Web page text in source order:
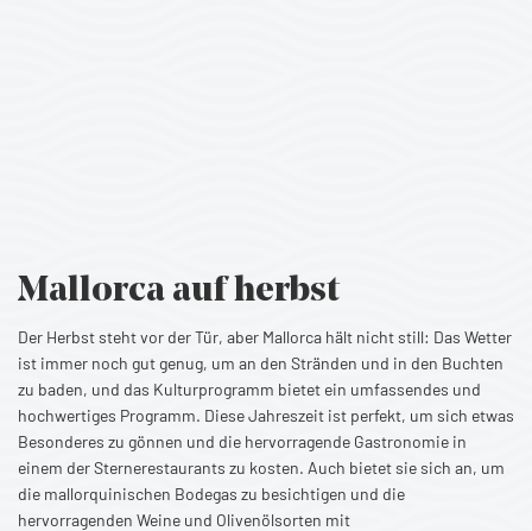
Mallorca auf herbst
Der Herbst steht vor der Tür, aber Mallorca hält nicht still: Das Wetter
ist immer noch gut genug, um an den Stränden und in den Buchten
zu baden, und das Kulturprogramm bietet ein umfassendes und
hochwertiges Programm. Diese Jahreszeit ist perfekt, um sich etwas
Besonderes zu gönnen und die hervorragende Gastronomie in
einem der Sternerestaurants zu kosten. Auch bietet sie sich an, um
die mallorquinischen Bodegas zu besichtigen und die
hervorragenden Weine und Olivenölsorten mit